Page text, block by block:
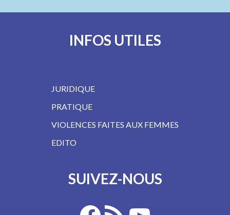
INFOS UTILES
JURIDIQUE
PRATIQUE
VIOLENCES FAITES AUX FEMMES
EDITO
SUIVEZ-NOUS